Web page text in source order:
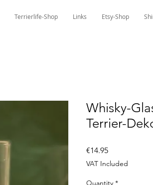
Terrierlife-Shop Links Etsy-Shop
Whisky-
Terrier-
€14.95Price
VAT Included
Quantity *